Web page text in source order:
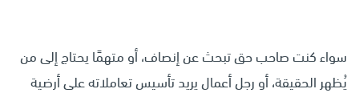
سواء كنت صاحب حق تبحث عن إنصاف، أو متهمًا يحتاج إلى من
يُظهر الحقيقة، أو رجل أعمال يريد تأسيس تعاملاته على أرضية